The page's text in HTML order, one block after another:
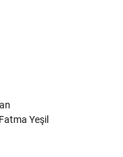
Fatma Yeşil